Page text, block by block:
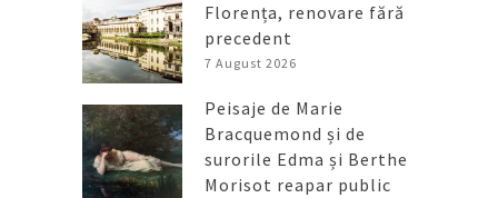
Florența, renovare fără
precedent
7 August 2026
Peisaje de Marie
Bracquemond și de
surorile Edma și Berthe
Morisot reapar public